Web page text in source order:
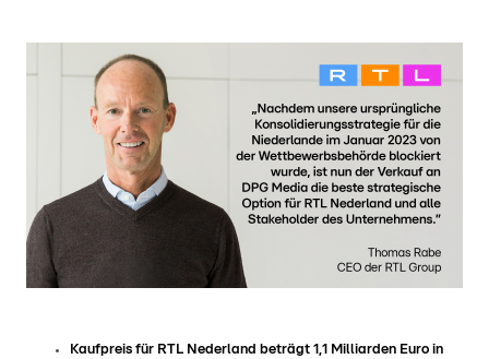
Kaufpreis für RTL Nederland beträgt 1,1 Milliarden Euro in